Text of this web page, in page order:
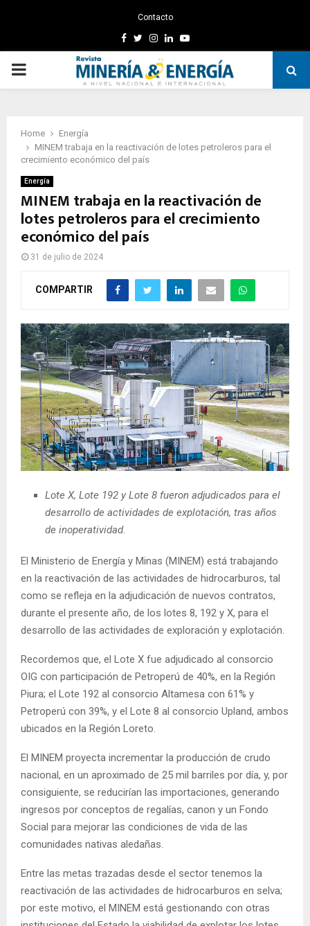
Contacto
Facebook
TwitterInstagram
LinkedinYoutube
PRIMARY
Home
Energía
MINEM trabaja en la reactivación de lotes petroleros para el
crecimiento económico del país
Energía
MINEM trabaja en la reactivación de
lotes petroleros para el crecimiento
económico del país
31 de julio de 2024
COMPARTIR
Lote X, Lote 192 y Lote 8 fueron adjudicados para el
desarrollo de actividades de explotación, tras años
de inoperatividad.
El Ministerio de Energía y Minas (MINEM) está trabajando
en la reactivación de las actividades de hidrocarburos, tal
como se refleja en la adjudicación de nuevos contratos,
durante el presente año, de los lotes 8, 192 y X, para el
desarrollo de las actividades de exploración y explotación.
Recordemos que, el Lote X fue adjudicado al consorcio
OIG con participación de Petroperú de 40%, en la Región
Piura; el Lote 192 al consorcio Altamesa con 61% y
Petroperú con 39%, y el Lote 8 al consorcio Upland, ambos
ubicados en la Región Loreto.
El MINEM proyecta incrementar la producción de crudo
nacional, en un aproximado de 25 mil barriles por día, y, por
consiguiente, se reducirían las importaciones, generando
ingresos por conceptos de regalías, canon y un Fondo
Social para mejorar las condiciones de vida de las
comunidades nativas aledañas.
Entre las metas trazadas desde el sector tenemos la
reactivación de las actividades de hidrocarburos en selva;
por este motivo, el MINEM está gestionando con otras